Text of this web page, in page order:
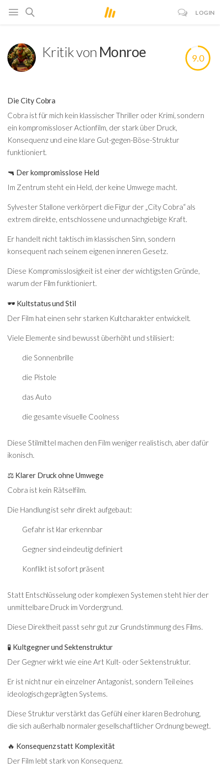
LOGIN
Kritik von Monroe 9.0
Die City Cobra
Cobra ist für mich kein klassischer Thriller oder Krimi, sondern
ein kompromissloser Actionfilm, der stark über Druck,
Konsequenz und eine klare Gut-gegen-Böse-Struktur
funktioniert.
🔫 Der kompromisslose Held
Im Zentrum steht ein Held, der keine Umwege macht.
Sylvester Stallone verkörpert die Figur der „City Cobra“ als
extrem direkte, entschlossene und unnachgiebige Kraft.
Er handelt nicht taktisch im klassischen Sinn, sondern
konsequent nach seinem eigenen inneren Gesetz.
Diese Kompromisslosigkeit ist einer der wichtigsten Gründe,
warum der Film funktioniert.
🕶️ Kultstatus und Stil
Der Film hat einen sehr starken Kultcharakter entwickelt.
Viele Elemente sind bewusst überhöht und stilisiert:
die Sonnenbrille
die Pistole
das Auto
die gesamte visuelle Coolness
Diese Stilmittel machen den Film weniger realistisch, aber dafür
ikonisch.
⚖️ Klarer Druck ohne Umwege
Cobra ist kein Rätselfilm.
Die Handlung ist sehr direkt aufgebaut:
Gefahr ist klar erkennbar
Gegner sind eindeutig definiert
Konflikt ist sofort präsent
Statt Entschlüsselung oder komplexen Systemen steht hier der
unmittelbare Druck im Vordergrund.
Diese Direktheit passt sehr gut zur Grundstimmung des Films.
🧪 Kultgegner und Sektenstruktur
Der Gegner wirkt wie eine Art Kult- oder Sektenstruktur.
Er ist nicht nur ein einzelner Antagonist, sondern Teil eines
ideologisch geprägten Systems.
Diese Struktur verstärkt das Gefühl einer klaren Bedrohung,
die sich außerhalb normaler gesellschaftlicher Ordnung bewegt.
🔥 Konsequenz statt Komplexität
Der Film lebt stark von Konsequenz.